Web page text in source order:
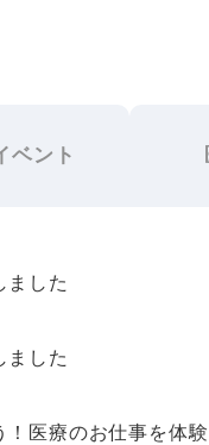
ベント
ました
ました
医療のお仕事を体